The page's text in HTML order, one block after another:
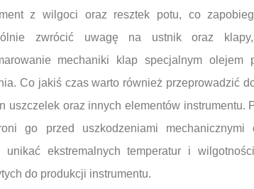
z wilgoci oraz resztek potu, co
zwrócić uwagę na ustnik oraz
mechaniki klap specjalnym olejem
Co jakiś czas warto również przeprowadzić
uszczelek oraz innych elementów instrumentu.
go przed uszkodzeniami mechanicznymi
unikać ekstremalnych temperatur i
do produkcji instrumentu.